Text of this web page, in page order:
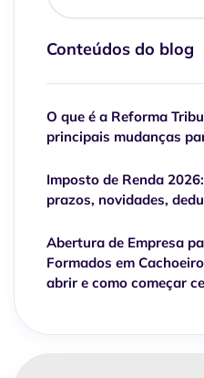
Conteúdos do blog
O que é a Reforma
principais mudanças
Imposto de Renda
prazos, novidades,
Abertura de Empresa
Formados em
abrir e como começar